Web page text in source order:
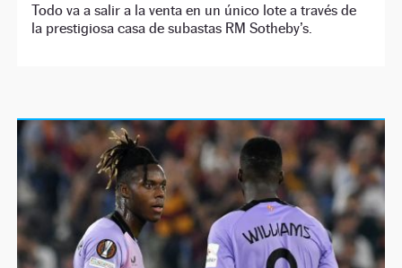
Todo va a salir a la venta en un único lote a través de
la prestigiosa casa de subastas RM Sotheby’s.